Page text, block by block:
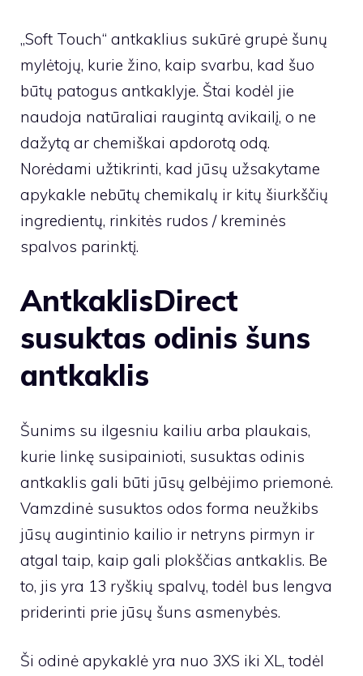
„Soft Touch“ antkaklius sukūrė grupė šunų
mylėtojų, kurie žino, kaip svarbu, kad šuo
būtų patogus antkaklyje. Štai kodėl jie
naudoja natūraliai raugintą avikailį, o ne
dažytą ar chemiškai apdorotą odą.
Norėdami užtikrinti, kad jūsų užsakytame
apykakle nebūtų chemikalų ir kitų šiurkščių
ingredientų, rinkitės rudos / kreminės
spalvos parinktį.
AntkaklisDirect
susuktas odinis šuns
antkaklis
Šunims su ilgesniu kailiu arba plaukais,
kurie linkę susipainioti, susuktas odinis
antkaklis gali būti jūsų gelbėjimo priemonė.
Vamzdinė susuktos odos forma neužkibs
jūsų augintinio kailio ir netryns pirmyn ir
atgal taip, kaip gali plokščias antkaklis. Be
to, jis yra 13 ryškių spalvų, todėl bus lengva
priderinti prie jūsų šuns asmenybės.
Ši odinė apykaklė yra nuo 3XS iki XL, todėl